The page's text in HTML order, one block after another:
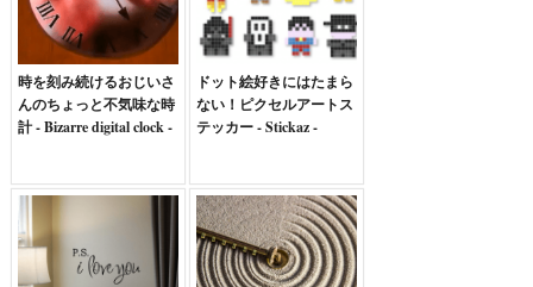
時を刻み続けるおじいさ
んのちょっと不気味な時
計 - Bizarre digital clock -
ドット絵好きにはたまら
ない！ピクセルアートス
テッカー - Stickaz -